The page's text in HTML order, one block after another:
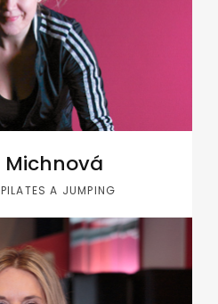
Michnová
A JUMPING